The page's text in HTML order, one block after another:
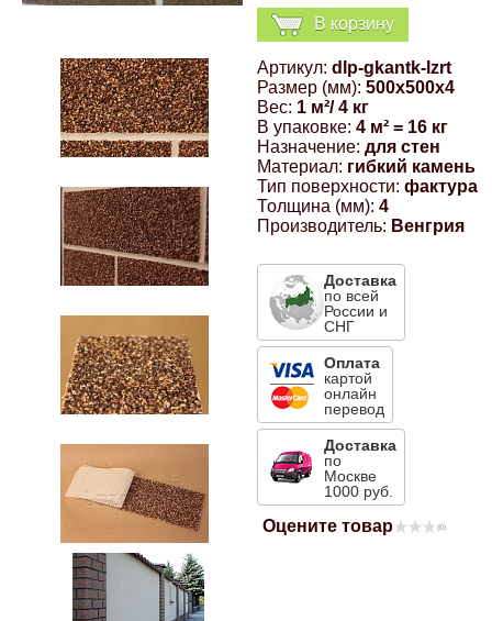
В корзину
Артикул: dlp-gkantk-lzrt
Размер (мм): 500x500x4
Вес: 1 м²/ 4 кг
В упаковке: 4 м² = 16 кг
Назначение: для стен
Материал: гибкий камень
Тип поверхности: фактура
Толщина (мм): 4
Производитель: Венгрия
Доставка
по всей
России и
СНГ
Оплата
картой
онлайн
перевод
Доставка
по
Москве
1000 руб.
Оцените товар (0)
Компрессионные фитинги Poliext
Hyundai
Infinity
Mazda
Mercedes-Benz
Флуоресцентные краски
Шпатлевки, штукатурки
Эмали универсальные акриловые
Грунтовки, защитные лаки
Магнитные панели на холодильник